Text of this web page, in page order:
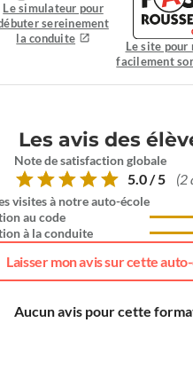
Le simulateur pour
sereinement
la conduite
Le site pour
facilement
Les avis des
Note de satisfaction globale
5.0 / 5 (2
visites à notre auto-école
au code
à la conduite
Laisser mon avis sur cette
Aucun avis pour cette